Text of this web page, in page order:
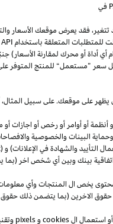
في
فقد يعرض موقعك الأسعار
للمتطلبات المتعلقة باستخدام
أيأداةأو محرك لمقارنة الأسعار)
سعر ”مستعمل“ للمنتج المتوفر
يظهر على موقعك. على سبيل المثال،
أو أوامر أو رخص أو اجازات أو
البينات والخصوصية
التأييد والشهادة في الإعلانات) و (
بينك وبين أي شخص اخر
يخص ال المنتجات وأي معلومات
الاخرين (بما يتضمن ذلك حقوق
استعمال الcookiesوpixels و